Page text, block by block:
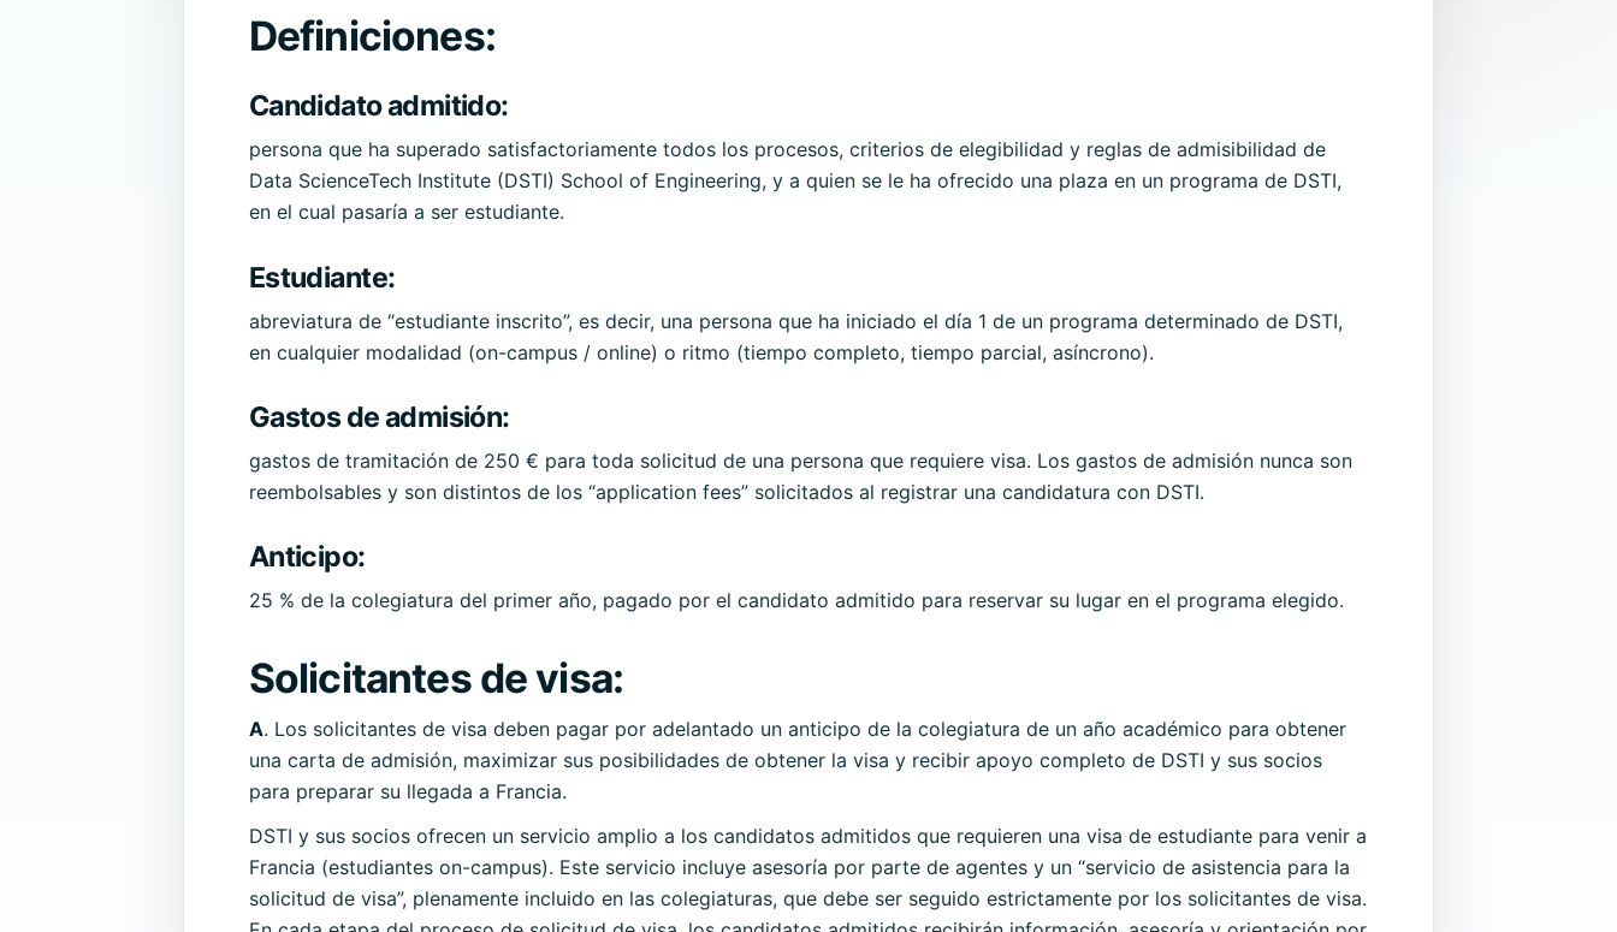
Definiciones:
Candidato admitido:
persona que ha superado satisfactoriamente todos los procesos, criterios de elegibilidad y reglas de admisibilidad de
Data ScienceTech Institute (DSTI) School of Engineering, y a quien se le ha ofrecido una plaza en un programa de DSTI,
en el cual pasaría a ser estudiante.
Estudiante:
abreviatura de “estudiante inscrito”, es decir, una persona que ha iniciado el día 1 de un programa determinado de DSTI,
en cualquier modalidad (on-campus / online) o ritmo (tiempo completo, tiempo parcial, asíncrono).
Gastos de admisión:
gastos de tramitación de 250 € para toda solicitud de una persona que requiere visa. Los gastos de admisión nunca son
reembolsables y son distintos de los “application fees” solicitados al registrar una candidatura con DSTI.
Anticipo:
25 % de la colegiatura del primer año, pagado por el candidato admitido para reservar su lugar en el programa elegido.
Solicitantes de visa:
A. Los solicitantes de visa deben pagar por adelantado un anticipo de la colegiatura de un año académico para obtener
una carta de admisión, maximizar sus posibilidades de obtener la visa y recibir apoyo completo de DSTI y sus socios
para preparar su llegada a Francia.
DSTI y sus socios ofrecen un servicio amplio a los candidatos admitidos que requieren una visa de estudiante para venir a
Francia (estudiantes on-campus). Este servicio incluye asesoría por parte de agentes y un “servicio de asistencia para la
solicitud de visa”, plenamente incluido en las colegiaturas, que debe ser seguido estrictamente por los solicitantes de visa.